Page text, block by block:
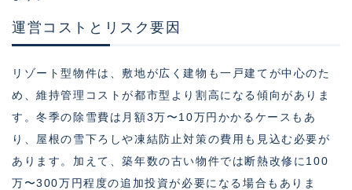
運営コストとリスク要因
リゾート型物件は、敷地が広く建物も一戸建てが中心のた
め、維持管理コストが都市型より割高になる傾向がありま
す。冬季の除雪費は月額3万〜10万円かかるケースもあ
り、屋根の雪下ろしや凍結防止対策の費用も見込む必要が
あります。加えて、築年数の古い物件では断熱改修に100
万〜300万円程度の追加投資が必要になる場合もありま